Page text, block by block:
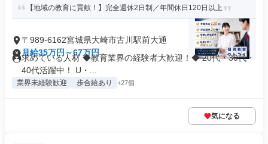
【地域の教育に貢献！】完全週休2日制／年間休日120日以上
〒989-6162宮城県大崎市古川駅前大通
月給35万円～67万円
求めている人材 ◆教育業界の経験者大歓迎！◆ 20代・30代・
40代活躍中！ U・...
業界未経験歓迎 歩合給あり +27個
気になる